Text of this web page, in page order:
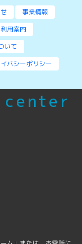
事業情報
利用案内
いて
バシーポリシー